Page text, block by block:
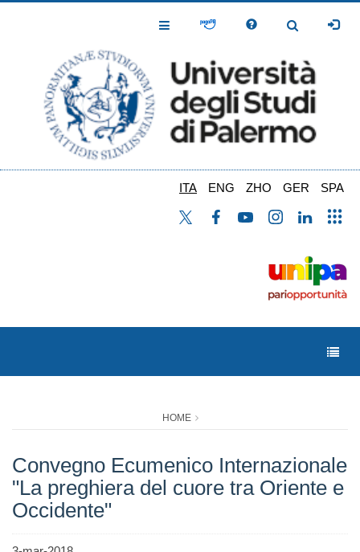
Toggle
Toggle
ITA ENG ZHO GER SPA
HOME
Convegno Ecumenico Internazionale
"La preghiera del cuore tra Oriente e
Occidente"